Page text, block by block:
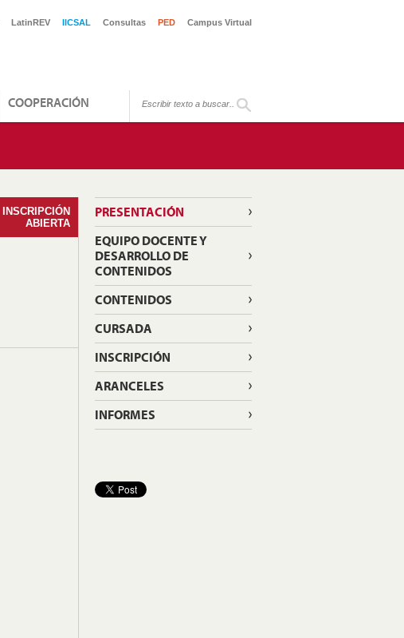
LatinREV IICSAL Consultas PED Campus Virtual
COOPERACIÓN
INSCRIPCIÓN
ABIERTA
PRESENTACIÓN
EQUIPO DOCENTE Y
DESARROLLO DE
CONTENIDOS
CONTENIDOS
CURSADA
INSCRIPCIÓN
ARANCELES
INFORMES